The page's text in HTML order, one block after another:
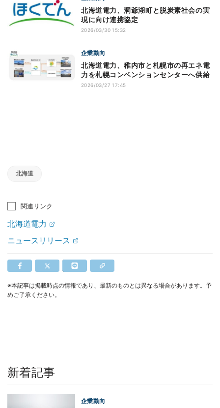
北海道電力、洞爺湖町と脱炭素社会の実
現に向け連携協定
2026/03/30 15:32
企業動向
北海道電力、稚内市と札幌市の再エネ電
力を札幌コンベンションセンターへ供給
2026/03/27 17:45
北海道
関連リンク
北海道電力
ニュースリリース
※本記事は掲載時点の情報であり、最新のものとは異なる場合があります。予
めご了承ください。
新着記事
企業動向